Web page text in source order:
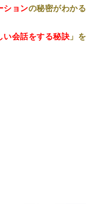
ションの秘密がわかる
い会話をする秘訣 」を